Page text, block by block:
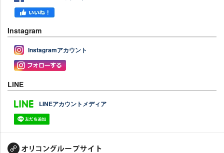
Instagram
Instagramアカウント
LINE
LINEアカウントメディア